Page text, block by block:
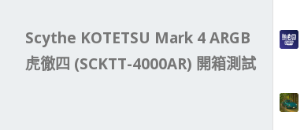
Scythe KOTETSU Mark 4 ARGB
虎徹四 (SCKTT-4000AR) 開箱測試